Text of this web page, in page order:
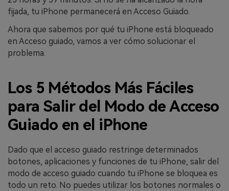
fijada, tu iPhone permanecerá en Acceso Guiado.
Ahora que sabemos por qué tu iPhone está bloqueado
en Acceso guiado, vamos a ver cómo solucionar el
problema.
Los 5 Métodos Más Fáciles
para Salir del Modo de Acceso
Guiado en el iPhone
Dado que el acceso guiado restringe determinados
botones, aplicaciones y funciones de tu iPhone, salir del
modo de acceso guiado cuando tu iPhone se bloquea es
todo un reto. No puedes utilizar los botones normales o